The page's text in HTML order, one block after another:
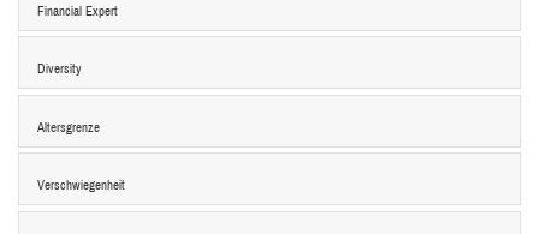
Financial Expert
Diversity
Altersgrenze
Verschwiegenheit